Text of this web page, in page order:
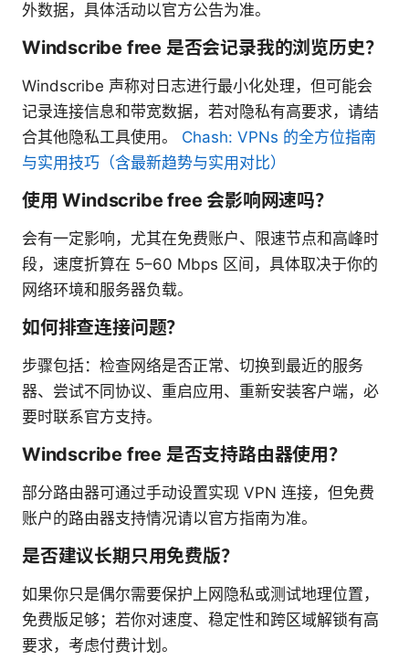
外数据，具体活动以官方公告为准。
Windscribe free 是否会记录我的浏览历史？
Windscribe 声称对日志进行最小化处理，但可能会
记录连接信息和带宽数据，若对隐私有高要求，请结
合其他隐私工具使用。 Chash: VPNs 的全方位指南
与实用技巧（含最新趋势与实用对比）
使用 Windscribe free 会影响网速吗？
会有一定影响，尤其在免费账户、限速节点和高峰时
段，速度折算在 5–60 Mbps 区间，具体取决于你的
网络环境和服务器负载。
如何排查连接问题？
步骤包括：检查网络是否正常、切换到最近的服务
器、尝试不同协议、重启应用、重新安装客户端，必
要时联系官方支持。
Windscribe free 是否支持路由器使用？
部分路由器可通过手动设置实现 VPN 连接，但免费
账户的路由器支持情况请以官方指南为准。
是否建议长期只用免费版？
如果你只是偶尔需要保护上网隐私或测试地理位置，
免费版足够；若你对速度、稳定性和跨区域解锁有高
要求，考虑付费计划。